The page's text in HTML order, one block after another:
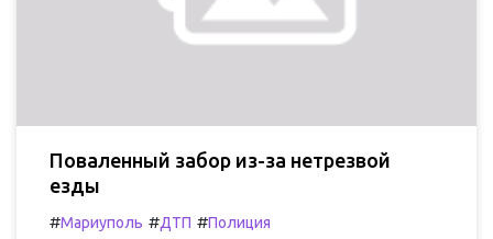
Поваленный забор из-за нетрезвой
езды
#Мариуполь #ДТП #Полиция